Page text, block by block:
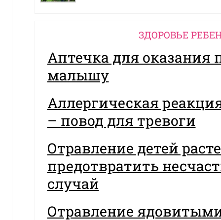
ЗДОРОВЬЕ
Аптечка для
малышу
Аллергическая
– повод для тревоги
Отравление детей
предотвратить
случай
Отравление